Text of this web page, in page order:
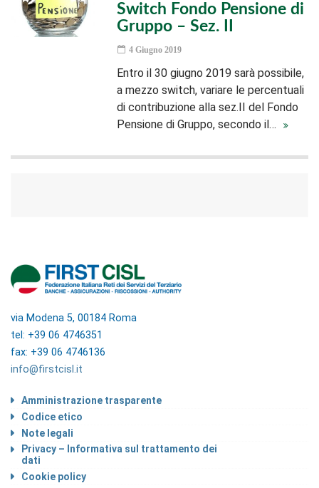
Switch Fondo Pensione di
Gruppo – Sez. II
4 Giugno 2019
Entro il 30 giugno 2019 sarà possibile,
a mezzo switch, variare le percentuali
di contribuzione alla sez.II del Fondo
Pensione di Gruppo, secondo il…
via Modena 5, 00184 Roma
tel: +39 06 4746351
fax: +39 06 4746136
info@firstcisl.it
Amministrazione trasparente
Codice etico
Note legali
Privacy – Informativa sul trattamento dei
dati
Cookie policy